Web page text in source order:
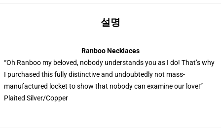
설명
Ranboo Necklaces
“Oh Ranboo my beloved, nobody understands you as I do! That’s why
I purchased this fully distinctive and undoubtedly not mass-
manufactured locket to show that nobody can examine our love!”
Plaited Silver/Copper